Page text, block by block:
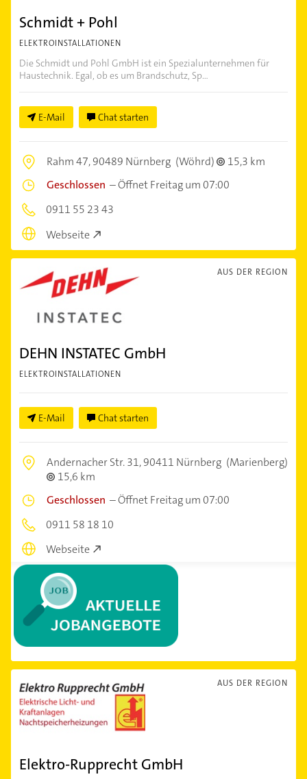
Schmidt + Pohl
ELEKTROINSTALLATIONEN
Die Schmidt und Pohl GmbH ist ein Spezialunternehmen für
Haustechnik. Egal, ob es um Brandschutz, Sp...
E-Mail Chat starten
Rahm 47,90489 Nürnberg (Wöhrd)
15,3 km
Geschlossen –Öffnet Freitag um 07:00
0911 55 23 43
Webseite
AUS DER REGION
DEHN INSTATEC GmbH
ELEKTROINSTALLATIONEN
E-Mail Chat starten
Andernacher Str. 31,90411 Nürnberg (Marienberg)
15,6 km
Geschlossen –Öffnet Freitag um 07:00
0911 58 18 10
Webseite
AUS DER REGION
Elektro-Rupprecht GmbH